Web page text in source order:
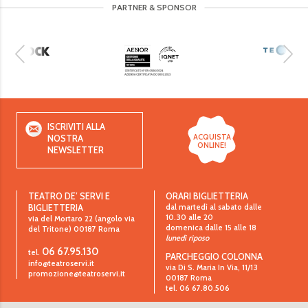
PARTNER & SPONSOR
ISCRIVITI ALLA
NOSTRA
NEWSLETTER
ACQUISTA
ONLINE!
TEATRO DE’ SERVI E
BIGLIETTERIA
via del Mortaro 22 (angolo via
del Tritone) 00187 Roma
tel. 06 67.95.130
info@teatroservi.it
promozione@teatroservi.it
ORARI BIGLIETTERIA
dal martedì al sabato dalle
10.30 alle 20
domenica dalle 15 alle 18
lunedì riposo
PARCHEGGIO COLONNA
via Di S. Maria In Via, 11/13
00187 Roma
tel. 06 67.80.506